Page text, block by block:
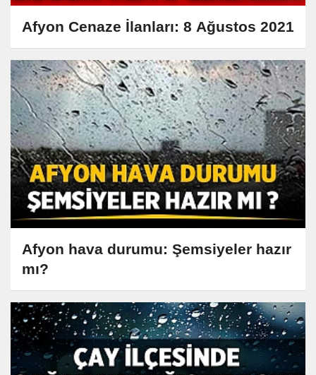
Afyon Cenaze İlanları: 8 Ağustos 2021
Afyon hava durumu: Şemsiyeler hazır
mı?